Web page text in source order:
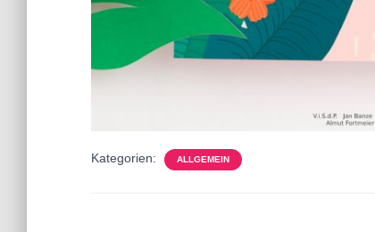
Kategorien: ALLGEMEIN